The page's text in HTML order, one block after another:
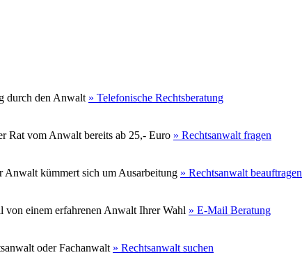
durch den Anwalt » Telefonische Rechtsberatung
Rat vom Anwalt bereits ab 25,- Euro » Rechtsanwalt fragen
Anwalt kümmert sich um Ausarbeitung » Rechtsanwalt beauftragen
einem erfahrenen Anwalt Ihrer Wahl » E-Mail Beratung
oder Fachanwalt » Rechtsanwalt suchen